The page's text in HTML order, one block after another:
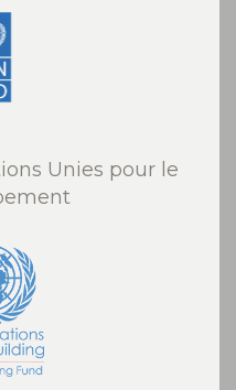
Unies pour le